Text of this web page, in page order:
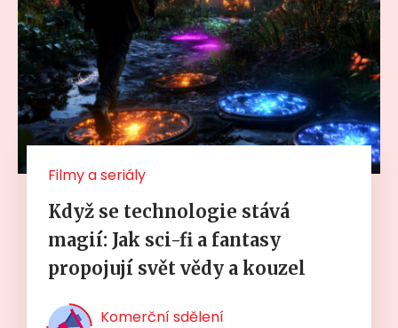
Filmy a seriály
Když se technologie stává
magií: Jak sci-fi a fantasy
propojují svět vědy a kouzel
Komerční sdělení